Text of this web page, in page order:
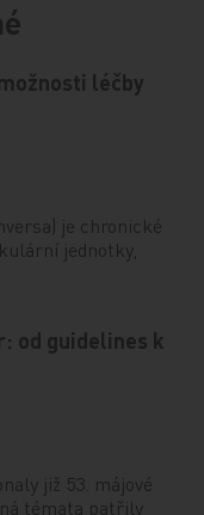
léčby
je chronické
jednotky,
od guidelines k
již 53. májové
témata patřily